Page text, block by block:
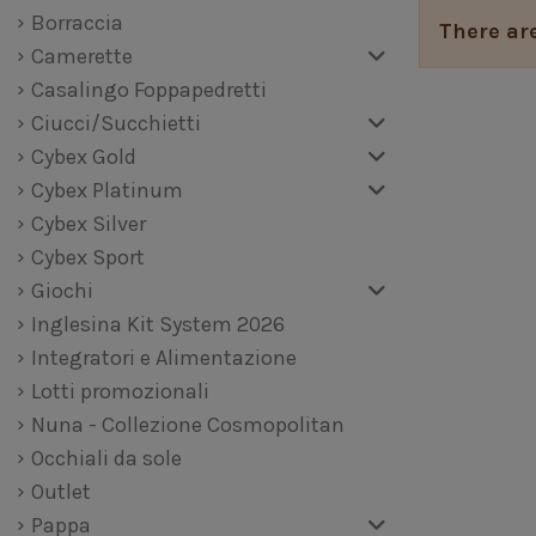
There
Borraccia
Camerette
Casalingo Foppapedretti
Ciucci/Succhietti
Cybex Gold
Cybex Platinum
Cybex Silver
Cybex Sport
Giochi
Inglesina Kit System 2026
Integratori e Alimentazione
Lotti promozionali
Nuna - Collezione Cosmopolitan
Occhiali da sole
Outlet
Pappa